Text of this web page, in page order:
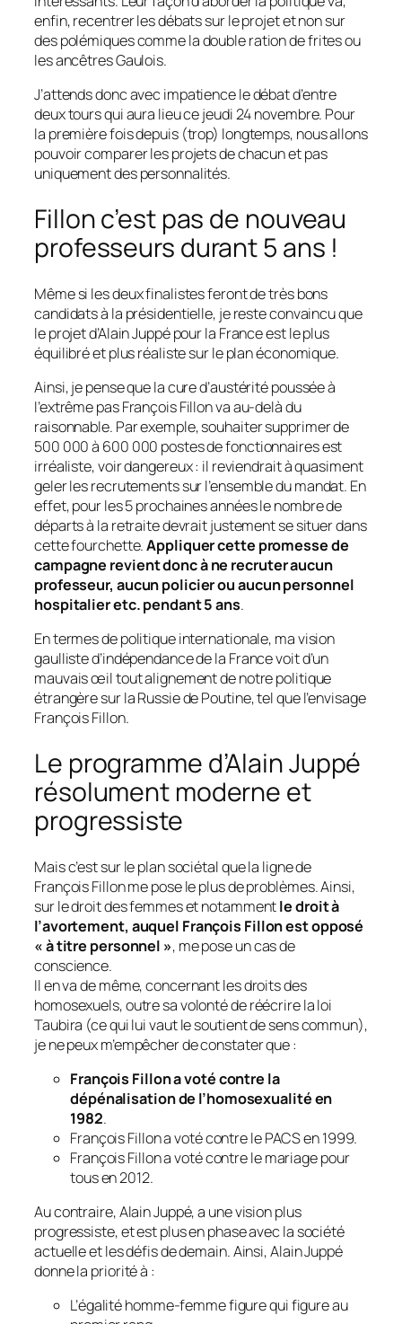
enfin, recentrer les débats sur le projet et non sur
des polémiques comme la double ration de frites ou
les ancêtres Gaulois.
J’attends donc avec impatience le débat d’entre
deux tours qui aura lieu ce jeudi 24 novembre. Pour
la première fois depuis (trop) longtemps, nous allons
pouvoir comparer les projets de chacun et pas
uniquement des personnalités.
Fillon c’est pas de nouveau
professeurs durant 5 ans !
Même si les deux finalistes feront de très bons
candidats à la présidentielle, je reste convaincu que
le projet d’Alain Juppé pour la France est le plus
équilibré et plus réaliste sur le plan économique.
Ainsi, je pense que la cure d’austérité poussée à
l’extrême pas François Fillon va au-delà du
raisonnable. Par exemple, souhaiter supprimer de
500 000 à 600 000 postes de fonctionnaires est
irréaliste, voir dangereux : il reviendrait à quasiment
geler les recrutements sur l’ensemble du mandat. En
effet, pour les 5 prochaines années le nombre de
départs à la retraite devrait justement se situer dans
cette fourchette.Appliquer cette promesse de
campagne revient donc à ne recruter aucun
professeur, aucun policier ou aucun personnel
hospitalier etc. pendant 5 ans.
En termes de politique internationale, ma vision
gaulliste d’indépendance de la France voit d’un
mauvais œil tout alignement de notre politique
étrangère sur la Russie de Poutine, tel que l’envisage
François Fillon.
Le programme d’Alain Juppé
résolument moderne et
progressiste
Mais c’est sur le plan sociétal que la ligne de
François Fillon me pose le plus de problèmes. Ainsi,
sur le droit des femmes et notammentle droit à
l’avortement, auquel François Fillon est opposé
« à titre personnel », me pose un cas de
conscience.
Il en va de même, concernant les droits des
homosexuels, outre sa volonté de réécrire la loi
Taubira (ce qui lui vaut le soutient de sens commun),
je ne peux m’empêcher de constater que :
François Fillon a voté contre la
dépénalisation de l’homosexualité en
1982.
François Fillon a voté contre le PACS en 1999.
François Fillon a voté contre le mariage pour
tous en 2012.
Au contraire, Alain Juppé, a une vision plus
progressiste, et est plus en phase avec la société
actuelle et les défis de demain. Ainsi, Alain Juppé
donne la priorité à :
L’égalité homme-femme figure qui figure au